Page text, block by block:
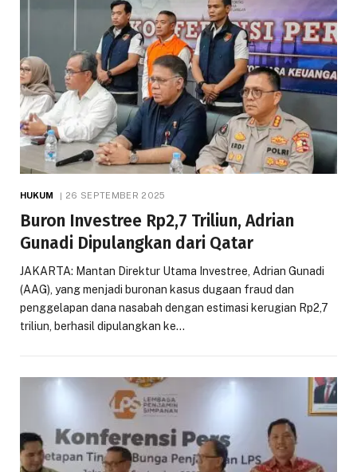
HUKUM 26 SEPTEMBER 2025
Buron Investree Rp2,7 Triliun, Adrian
Gunadi Dipulangkan dari Qatar
JAKARTA: Mantan Direktur Utama Investree, Adrian Gunadi
(AAG), yang menjadi buronan kasus dugaan fraud dan
penggelapan dana nasabah dengan estimasi kerugian Rp2,7
triliun, berhasil dipulangkan ke…